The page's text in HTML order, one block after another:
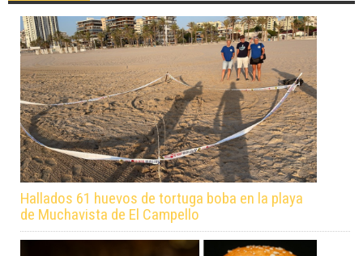
Hallados 61 huevos de tortuga boba en la playa
de Muchavista de El Campello